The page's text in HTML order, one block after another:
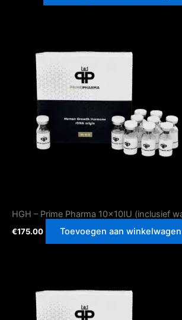
HGH – Prime Pharma 10x10IU (inclusief
€175.00 Toevoegen aan winkelwagen